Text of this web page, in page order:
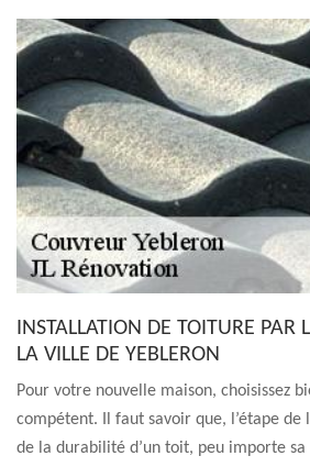
INSTALLATION DE TOITURE PAR
LA VILLE DE YEBLERON
Pour votre nouvelle maison, choisissez
compétent. Il faut savoir que, l’étape de
de la durabilité d’un toit, peu importe sa